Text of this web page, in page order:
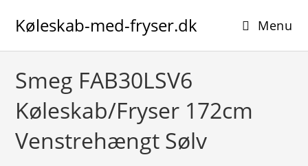
content
Køleskab-med-fryser.dk Menu
Smeg FAB30LSV6
Køleskab/Fryser 172cm
Venstrehængt Sølv